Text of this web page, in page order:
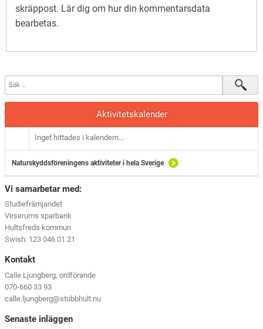
skräppost. Lär dig om hur din kommentarsdata
bearbetas.
Aktivitetskalender
Inget hittades i kalendern...
Naturskyddsföreningens aktiviteter i hela Sverige
Vi samarbetar med:
Studiefrämjandet
Virserums sparbank
Hultsfreds kommun
Swish: 123 046 01 21
Kontakt
Calle Ljungberg, ordförande
070-660 33 93
calle.ljungberg@stubbhult.nu
Senaste inläggen